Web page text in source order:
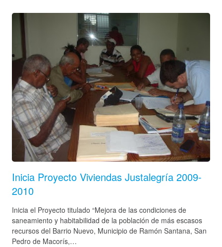
Inicia Proyecto Viviendas Justalegría 2009-
2010
Inicia el Proyecto titulado “Mejora de las condiciones de
saneamiento y habitabilidad de la población de más escasos
recursos del Barrio Nuevo, Municipio de Ramón Santana, San
Pedro de Macorís,…